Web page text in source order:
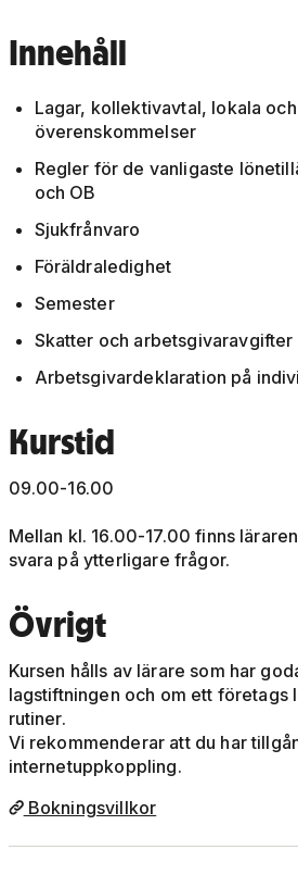
Innehåll
Lagar, kollektivavtal, lokala
överenskommelser
Regler för de vanligaste
och OB
Sjukfrånvaro
Föräldraledighet
Semester
Skatter och arbetsgivaravgifter
Arbetsgivardeklaration på
Kurstid
09.00-16.00
Mellan kl. 16.00-17.00 finns
svara på ytterligare frågor.
Övrigt
Kursen hålls av lärare som har
lagstiftningen och om ett företags
rutiner.
Vi rekommenderar att du har
internetuppkoppling.
Bokningsvillkor